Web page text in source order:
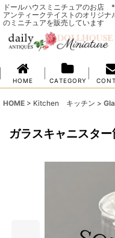
ドールハウスミニチュアのお店
アンティークテイストのオリジ
のミニチュアを販売しています
H O M E C A T E G O R Y C O N
HOME > Kitchen キッチン >
ガラスキャニスタ